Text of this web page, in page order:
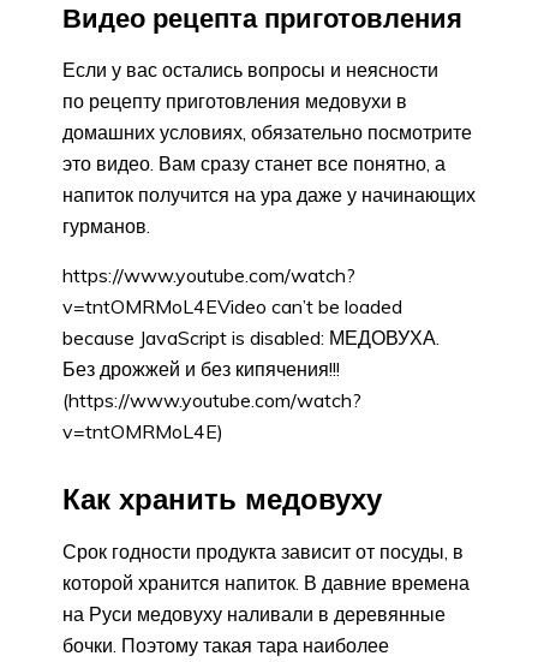
Видео рецепта приготовления
Если у вас остались вопросы и неясности
по рецепту приготовления медовухи в
домашних условиях, обязательно посмотрите
это видео. Вам сразу станет все понятно, а
напиток получится на ура даже у начинающих
гурманов.
https://www.youtube.com/watch?
v=tntOMRMoL4EVideo can’t be loaded
because JavaScript is disabled: МЕДОВУХА.
Без дрожжей и без кипячения!!!
(https://www.youtube.com/watch?
v=tntOMRMoL4E)
Как хранить медовуху
Срок годности продукта зависит от посуды, в
которой хранится напиток. В давние времена
на Руси медовуху наливали в деревянные
бочки. Поэтому такая тара наиболее